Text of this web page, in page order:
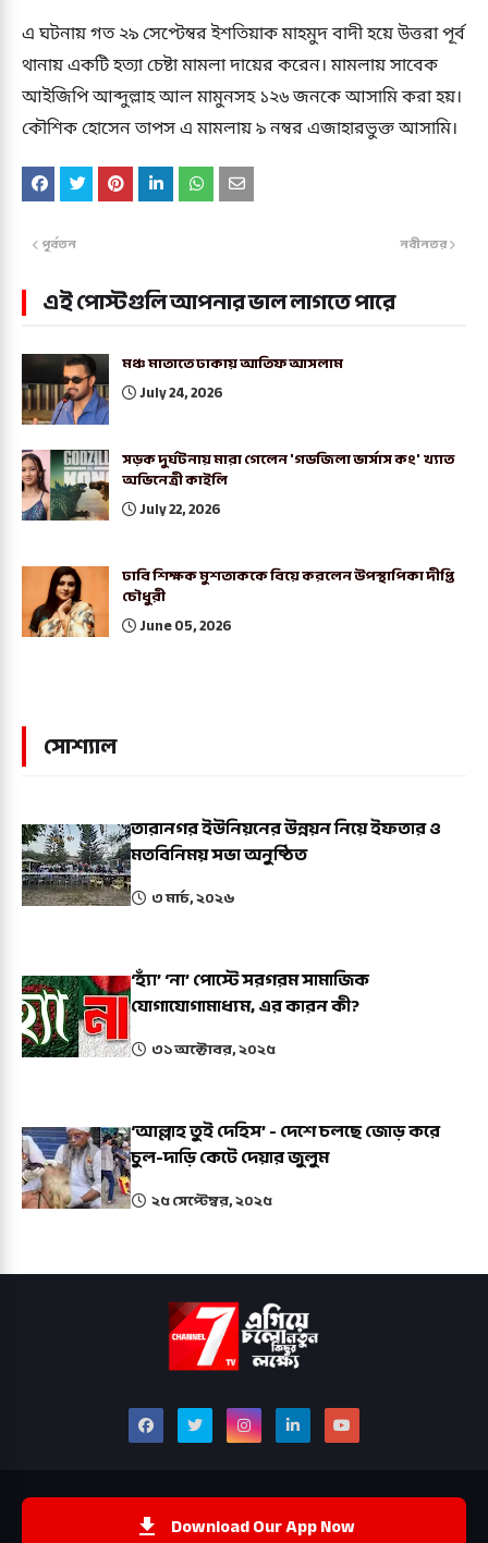
এ ঘটনায় গত ২৯ সেপ্টেম্বর ইশতিয়াক মাহমুদ বাদী হয়ে উত্তরা পূর্ব
থানায় একটি হত্যা চেষ্টা মামলা দায়ের করেন। মামলায় সাবেক
আইজিপি আব্দুল্লাহ আল মামুনসহ ১২৬ জনকে আসামি করা হয়।
কৌশিক হোসেন তাপস এ মামলায় ৯ নম্বর এজাহারভুক্ত আসামি।
নবীনতর
পূর্বতন
এই পোস্টগুলি আপনার ভাল লাগতে পারে
মঞ্চ মাতাতে ঢাকায় আতিফ আসলাম
July 24, 2026
সড়ক দুর্ঘটনায় মারা গেলেন 'গডজিলা ভার্সাস কং' খ্যাত
অভিনেত্রী কাইলি
July 22, 2026
ঢাবি শিক্ষক মুশতাককে বিয়ে করলেন উপস্থাপিকা দীপ্তি
চৌধুরী
June 05, 2026
সোশ্যাল
তারানগর ইউনিয়নের উন্নয়ন নিয়ে ইফতার ও
মতবিনিময় সভা অনুষ্ঠিত
৩ মার্চ, ২০২৬
‘হ্যাঁ’ ‘না’ পোস্টে সরগরম সামাজিক
যোগাযোগামাধ্যম, এর কারন কী?
৩১ অক্টোবর, ২০২৫
‘আল্লাহ তুই দেহিস’ - দেশে চলছে জোড় করে
চুল-দাড়ি কেটে দেয়ার জুলুম
২৫ সেপ্টেম্বর, ২০২৫
Download Our App Now